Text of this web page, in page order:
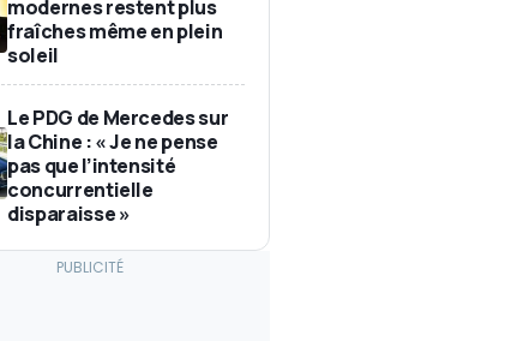
modernes restent plus
fraîches même en plein
soleil
Le PDG de Mercedes sur
la Chine : « Je ne pense
pas que l’intensité
concurrentielle
disparaisse »